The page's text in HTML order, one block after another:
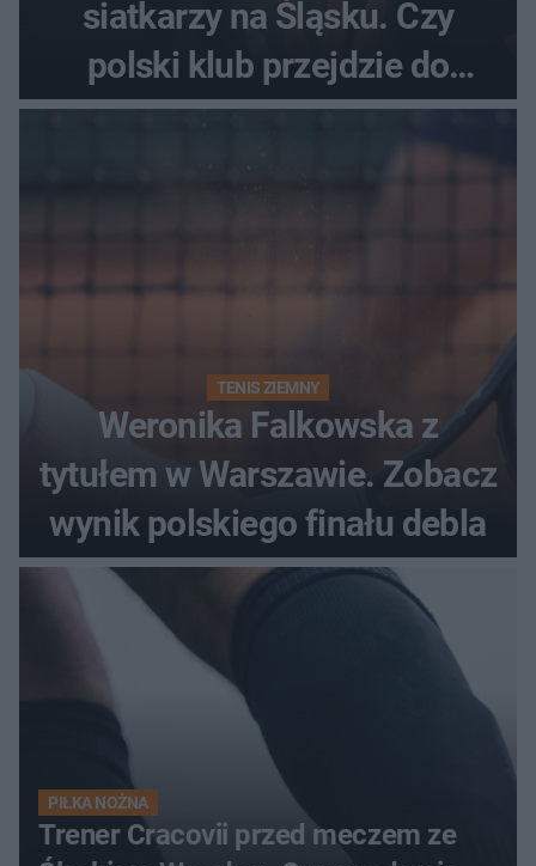
siatkarzy na Śląsku. Czy
polski klub przejdzie do
historii
TENIS ZIEMNY
Weronika Falkowska z
tytułem w Warszawie. Zobacz
wynik polskiego finału debla
PIŁKA NOŻNA
Trener Cracovii przed meczem ze